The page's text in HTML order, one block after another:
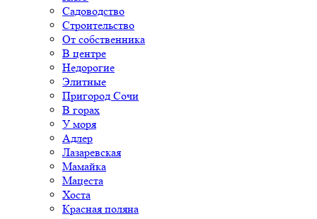
Садоводство
Строительство
От собственника
В центре
Недорогие
Элитные
Пригород Сочи
В горах
У моря
Адлер
Лазаревская
Мамайка
Мацеста
Хоста
Красная поляна